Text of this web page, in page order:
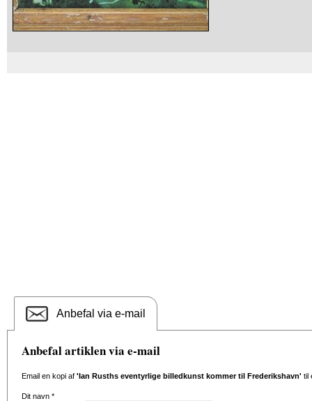
Anbefal via e-mail
Anbefal artiklen via e-mail
Email en kopi af 'Ian Rusths eventyrlige billedkunst kommer til Frederikshavn' til
Dit navn *